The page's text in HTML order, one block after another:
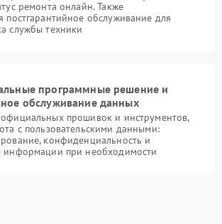
ремонта онлайн. Также
постгарантийное обслуживание для
службы техники
программные решение и
обслуживание данных
прошивок и инструментов,
с пользовательскими данными:
конфиденциальность и
информации при необходимости